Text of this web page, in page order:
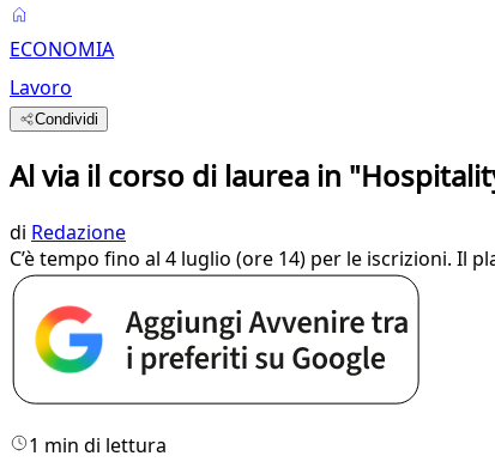
ECONOMIA
Lavoro
Condividi
Al via il corso di laurea in
di Redazione
C’è tempo fino al 4 luglio (ore 14) per le iscrizioni. Il
1 min di lettura